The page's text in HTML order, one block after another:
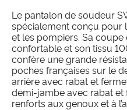
Le pantalon de soudeur
spécialement conçu pour
et les pompiers. Sa
confortable et son tissu
confère une grande
poches françaises sur le
arrière avec rabat et
demi-jambe avec rabat
renforts aux genoux et à